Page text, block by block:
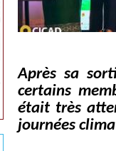
Après sa
certains
était très
journées